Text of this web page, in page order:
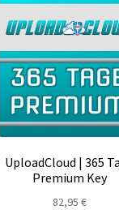
UploadCloud | 365
Premium Key
82,95 €